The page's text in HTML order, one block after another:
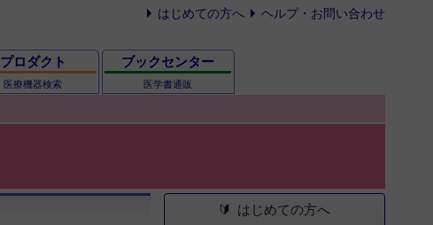
はじめての方へ ヘルプ・お問い合わせ
プロダクト
医療機器検索
ブックセンター
医学書通販
はじめての方へ